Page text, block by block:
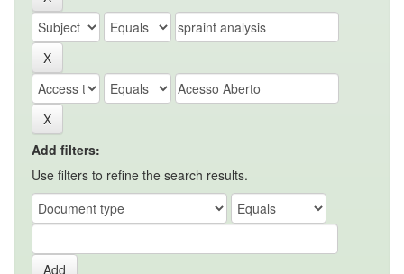
Add filters:
Use filters to refine the search results.